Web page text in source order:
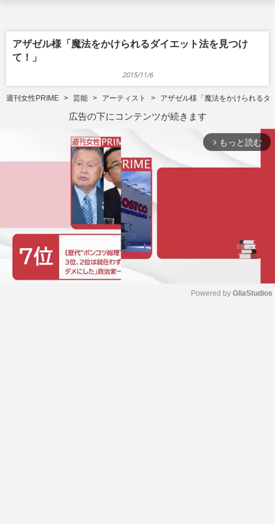
アザゼル様「魔法をかけられるダイエット法を見つけ
て！」
2015/11/6
週刊女性PRIME 芸能 アーティスト アザゼル様「魔法をかけられるダ
広告の下にコンテンツが続きます
arrow_forward_ios もっと読む
Powered by GliaStudios